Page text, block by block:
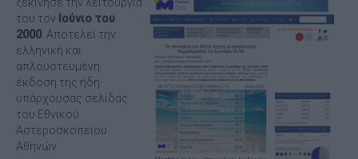
του τον Ιούνιο του
2000 . Αποτελεί την
ελληνική και
απλουστευμένη
έκδοση της ήδη
υπάρχουσας σελίδας
του Εθνικού
Αστεροσκοπείου
Αθηνών